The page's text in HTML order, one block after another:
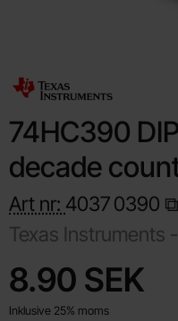
74HC390
decade
Art nr: 40370390
Texas Instruments -
pris
8.90 SEK
Inklusive 25% moms